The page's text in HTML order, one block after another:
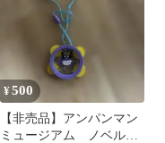
¥500
【非売品】アンパンマン
ミュージアム ノベルテ